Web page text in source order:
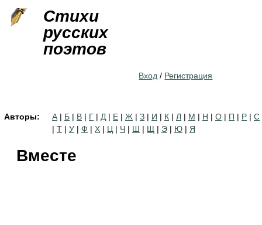
Стихи
русских
поэтов
Вход / Регистрация
Авторы: А | Б | В | Г | Д | Е | Ж | З | И | К | Л | М | Н | О | П | Р | С
| Т | У | Ф | Х | Ц | Ч | Ш | Щ | Э | Ю | Я
Вместе